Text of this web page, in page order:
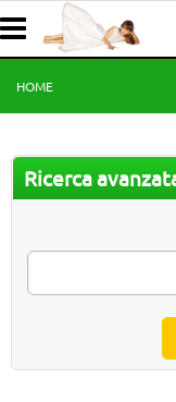
HOME
BAMBINO 1-14 ANNI
BAMBINA 1-14 ANNI
Ricerca